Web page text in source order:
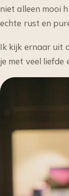
niet alleen mooi
echte rust en
Ik kijk ernaar uit
je met veel liefde